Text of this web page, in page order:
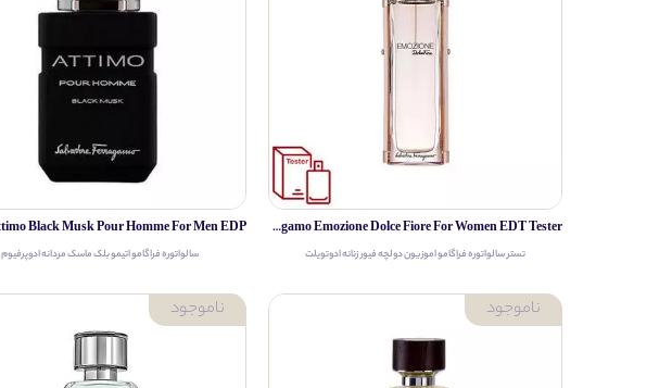
Salvatore Ferragamo Emozione Dolce Fiore For Women EDT Tester
تستر سالواتوره فراگامو اموزیون دولچه فیور زنانه ادوتویلت سالواتوره فراگامو اتیمو بلک ماسک مردانه ادوپرفیوم